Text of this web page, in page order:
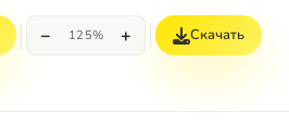
− 125% + Скачать